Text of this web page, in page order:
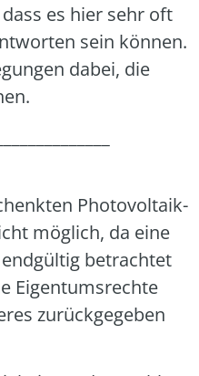
es hier sehr oft
sein kön­nen.
dabei, die
Pho­to­vol­ta­ik­
mög­lich, da eine
betrach­tet
Eigen­tums­rech­te
zurück­ge­ge­ben